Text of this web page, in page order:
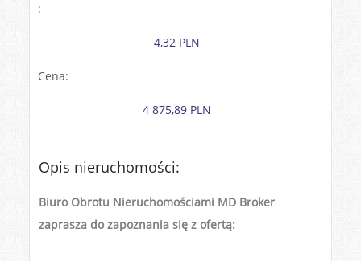
:
4,32 PLN
Cena:
4 875,89 PLN
Opis nieruchomości:
Biuro Obrotu Nieruchomościami MD Broker
zaprasza do zapoznania się z ofertą: